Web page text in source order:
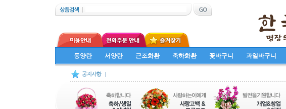
동양란 서양란 근조화환 축하화환 꽃바구니 과일바구니